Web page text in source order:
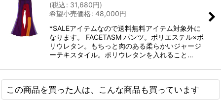
(税込: 31,680円)
希望小売価格: 48,000円
*SALEアイテムなので送料無料アイテム対象外に
なります。 FACETASM パンツ。ポリエステル×ポ
リウレタン。もちっと肉のある柔らかいジャージ
ーテキスタイル。ポリウレタンを入れること…
この商品を買った人は、こんな商品も買っています